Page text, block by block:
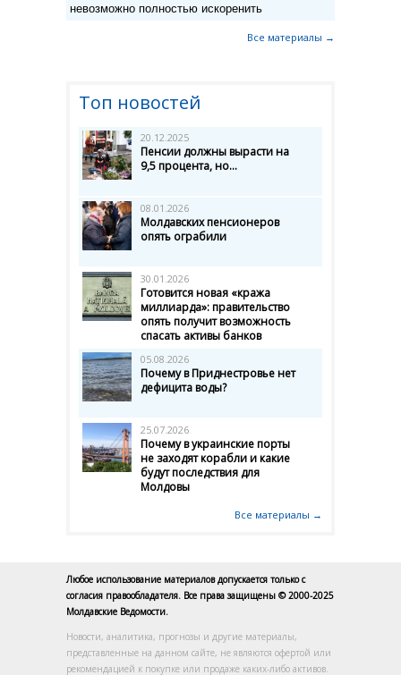
невозможно полностью искоренить
Все материалы →
Топ новостей
20.12.2025
Пенсии должны вырасти на
9,5 процента, но...
08.01.2026
Молдавских пенсионеров
опять ограбили
30.01.2026
Готовится новая «кража
миллиарда»: правительство
опять получит возможность
спасать активы банков
05.08.2026
Почему в Приднестровье нет
дефицита воды?
25.07.2026
Почему в украинские порты
не заходят корабли и какие
будут последствия для
Молдовы
Все материалы →
Любое использование материалов допускается только с
согласия правообладателя. Все права защищены © 2000-2025
Молдавские Ведомости.
Новости, аналитика, прогнозы и другие материалы,
представленные на данном сайте, не являются офертой или
рекомендацией к покупке или продаже каких-либо активов.